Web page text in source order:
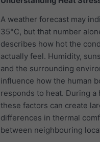
A weather forecast may
35°C, but that number
describes how hot the
actually feel. Humidity,
and the surrounding
influence how the human
responds to heat. During a
these factors can create
differences in thermal
between neighbouring